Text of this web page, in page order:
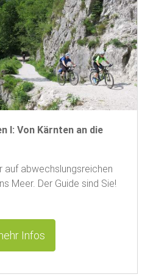
I: Von Kärnten an die
auf abwechslungsreichen
Meer. Der Guide sind Sie!
Infos